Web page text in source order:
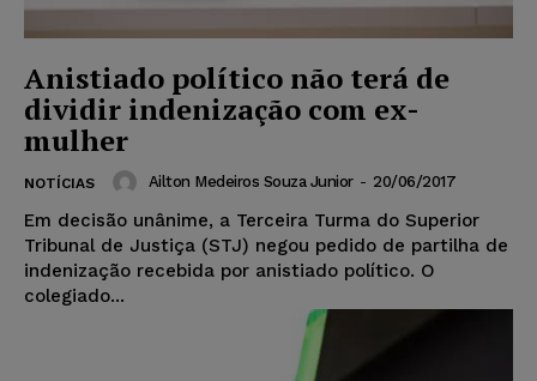
Anistiado político não terá de
dividir indenização com ex-
mulher
NOTÍCIAS Ailton Medeiros Souza Junior - 20/06/2017
Em decisão unânime, a Terceira Turma do Superior
Tribunal de Justiça (STJ) negou pedido de partilha de
indenização recebida por anistiado político. O
colegiado...